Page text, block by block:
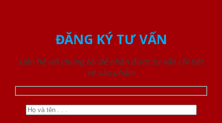
ĐĂNG KÝ TƯ VẤN
Liên hệ với chúng tôi để nhận được tư vấn chi tiết
về sản phẩm